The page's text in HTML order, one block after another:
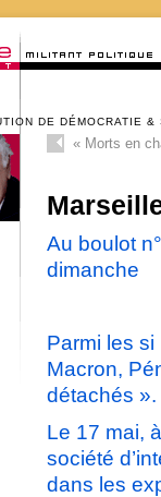
DE DÉMOCRATIE &
«Morts en
Au boulot
dimanche
Parmi les
Macron,
détachés ».
Le 17 mai,
société
dans les